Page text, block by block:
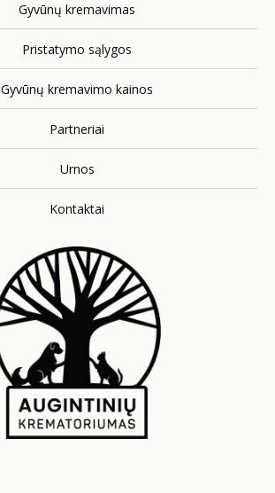
window
Gyvūnų kremavimas
Pristatymo sąlygos
Gyvūnų kremavimo kainos
Partneriai
Urnos
Kontaktai